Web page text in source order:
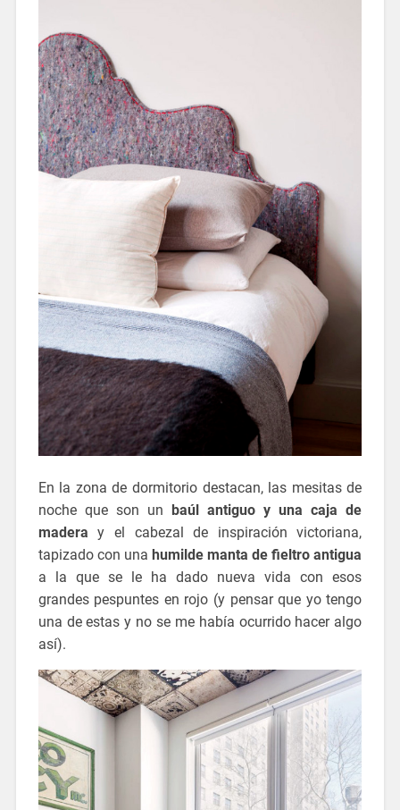
En la zona de dormitorio destacan, las mesitas de
noche que son un
baúl antiguo y una caja de
madera y el cabezal de inspiración victoriana,
tapizado con una humilde manta de fieltro antigua
a la que se le ha dado nueva vida con esos
grandes pespuntes en rojo (y pensar que yo tengo
una de estas y no se me había ocurrido hacer algo
así).